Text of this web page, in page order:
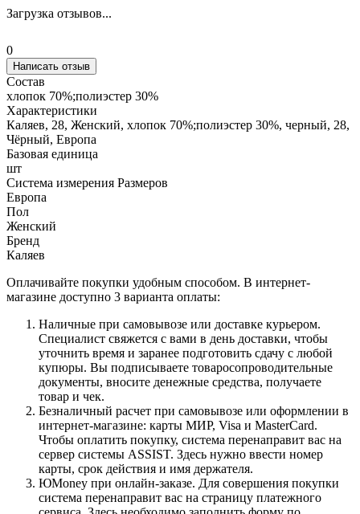
Загрузка отзывов...
0
Написать отзыв
Состав
хлопок 70%;полиэстер 30%
Характеристики
Каляев, 28, Женский, хлопок 70%;полиэстер 30%, черный, 28,
Чёрный, Европа
Базовая единица
шт
Система измерения Размеров
Европа
Пол
Женский
Бренд
Каляев
Оплачивайте покупки удобным способом. В интернет-
магазине доступно 3 варианта оплаты:
Наличные при самовывозе или доставке курьером.
Специалист свяжется с вами в день доставки, чтобы
уточнить время и заранее подготовить сдачу с любой
купюры. Вы подписываете товаросопроводительные
документы, вносите денежные средства, получаете
товар и чек.
Безналичный расчет при самовывозе или оформлении в
интернет-магазине: карты МИР, Visa и MasterCard.
Чтобы оплатить покупку, система перенаправит вас на
сервер системы ASSIST. Здесь нужно ввести номер
карты, срок действия и имя держателя.
ЮMoney при онлайн-заказе. Для совершения покупки
система перенаправит вас на страницу платежного